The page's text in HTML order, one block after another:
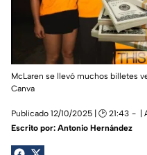
McLaren se llevó muchos billetes
Canva
Publicado 12/10/2025 | 🕑 21:43 |
Escrito por: Antonio Hernández